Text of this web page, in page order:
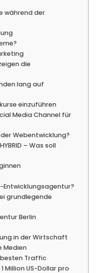
während der
die
lang auf
einzuführen
Media Channel für
Webentwicklung?
– Was soll
grundlegende
Berlin
in der Wirtschaft
Medien
Traffic
Million US-Dollar pro